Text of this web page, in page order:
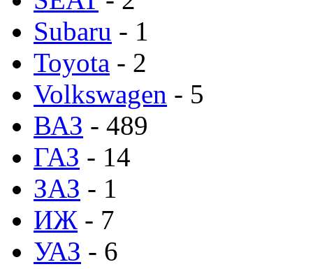
Subaru - 1
Toyota - 2
Volkswagen - 5
ВАЗ - 489
ГАЗ - 14
ЗАЗ - 1
ИЖ - 7
УАЗ - 6